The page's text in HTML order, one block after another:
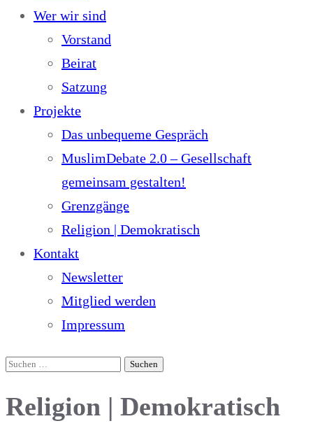
Wer wir sind
Vorstand
Beirat
Satzung
Projekte
Das unbequeme Gespräch
MuslimDebate 2.0 – Gesellschaft
gemeinsam gestalten!
Grenzgänge
Religion | Demokratisch
Kontakt
Newsletter
Mitglied werden
Impressum
Suchen
Religion | Demokratisch